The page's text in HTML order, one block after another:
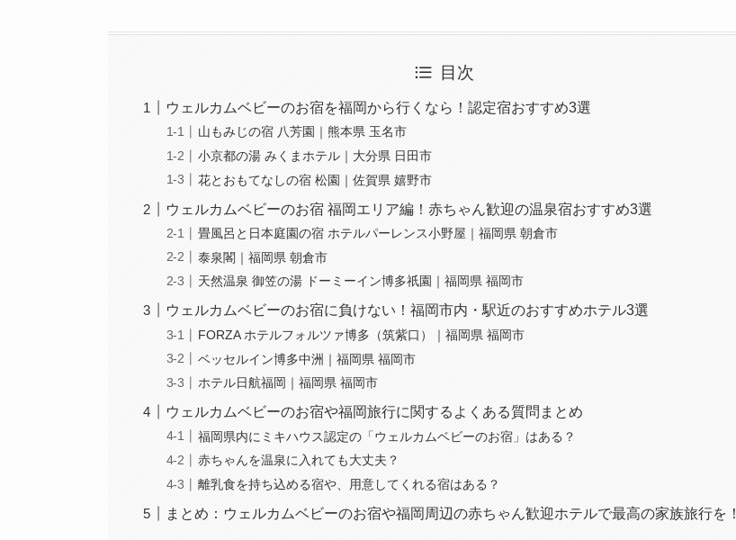
目次
ウェルカムベビーのお宿を福岡から行くなら！認定宿おすすめ3選
山もみじの宿 八芳園｜熊本県 玉名市
小京都の湯 みくまホテル｜大分県 日田市
花とおもてなしの宿 松園｜佐賀県 嬉野市
ウェルカムベビーのお宿 福岡エリア編！赤ちゃん歓迎の温泉宿おすすめ3選
畳風呂と日本庭園の宿 ホテルパーレンス小野屋｜福岡県 朝倉市
泰泉閣｜福岡県 朝倉市
天然温泉 御笠の湯 ドーミーイン博多祇園｜福岡県 福岡市
ウェルカムベビーのお宿に負けない！福岡市内・駅近のおすすめホテル3選
FORZA ホテルフォルツァ博多（筑紫口）｜福岡県 福岡市
ベッセルイン博多中洲｜福岡県 福岡市
ホテル日航福岡｜福岡県 福岡市
ウェルカムベビーのお宿や福岡旅行に関するよくある質問まとめ
福岡県内にミキハウス認定の「ウェルカムベビーのお宿」はある？
赤ちゃんを温泉に入れても大丈夫？
離乳食を持ち込める宿や、用意してくれる宿はある？
まとめ：ウェルカムベビーのお宿や福岡周辺の赤ちゃん歓迎ホテルで最高の家族旅行を！